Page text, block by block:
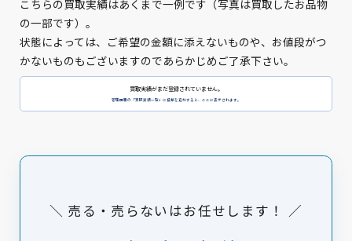
こちらの買取実績はあくまで一例です（写真は買取したお品物
の一部です）。
状態によっては、ご希望の金額に添えないものや、お値段がつ
かないものもございますのであらかじめご了承下さい。
買取実績がまだ登録されていません。
管理画面の「買取実績一覧」に投稿を追加すると、ここに表示されます。
＼ 売る・売らないはお任せします！ ／